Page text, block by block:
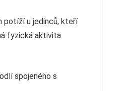
potíží u jedinců, kteří
fyzická aktivita
spojeného s